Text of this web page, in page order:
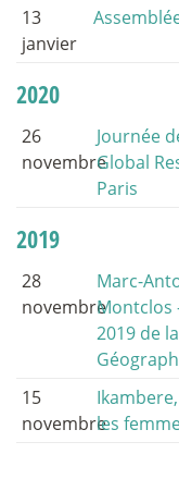
13
janvier
2020
26
novembre
Journée
Global
Paris
2019
28
novembre
Marc-
Montclos
2019 de
15
novembreles